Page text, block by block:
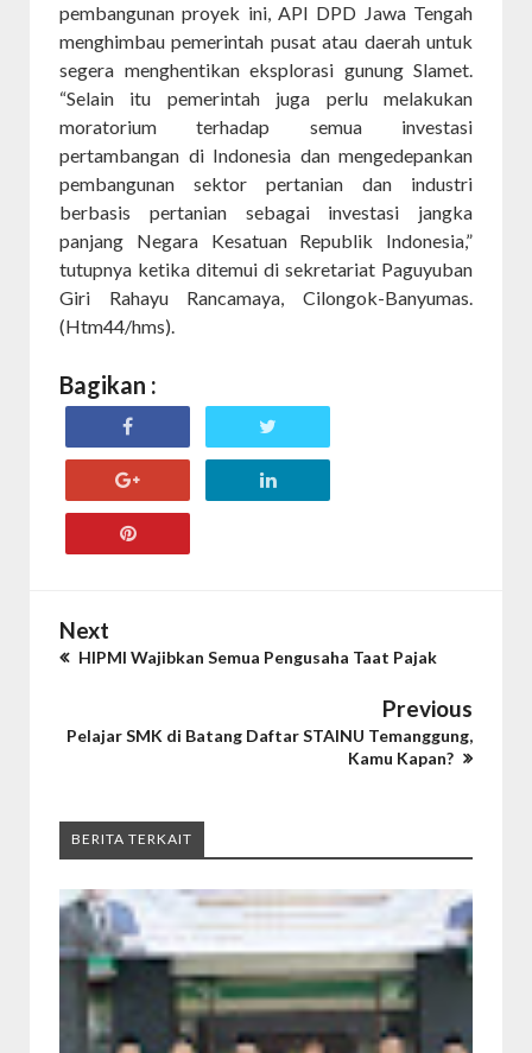
pembangunan proyek ini, API DPD Jawa Tengah
menghimbau pemerintah pusat atau daerah untuk
segera menghentikan eksplorasi gunung Slamet.
“Selain itu pemerintah juga perlu melakukan
moratorium terhadap semua investasi
pertambangan di Indonesia dan mengedepankan
pembangunan sektor pertanian dan industri
berbasis pertanian sebagai investasi jangka
panjang Negara Kesatuan Republik Indonesia,”
tutupnya ketika ditemui di sekretariat Paguyuban
Giri Rahayu Rancamaya, Cilongok-Banyumas.
(Htm44/hms).
Bagikan :
Next
HIPMI Wajibkan Semua Pengusaha Taat Pajak
Previous
Pelajar SMK di Batang Daftar STAINU Temanggung,
Kamu Kapan?
BERITA TERKAIT